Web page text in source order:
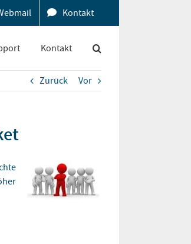
Kontakt
Kontakt
Zurück Vor